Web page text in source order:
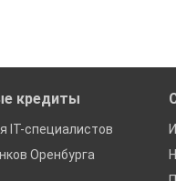
кредиты
IT-специалистов
Оренбурга